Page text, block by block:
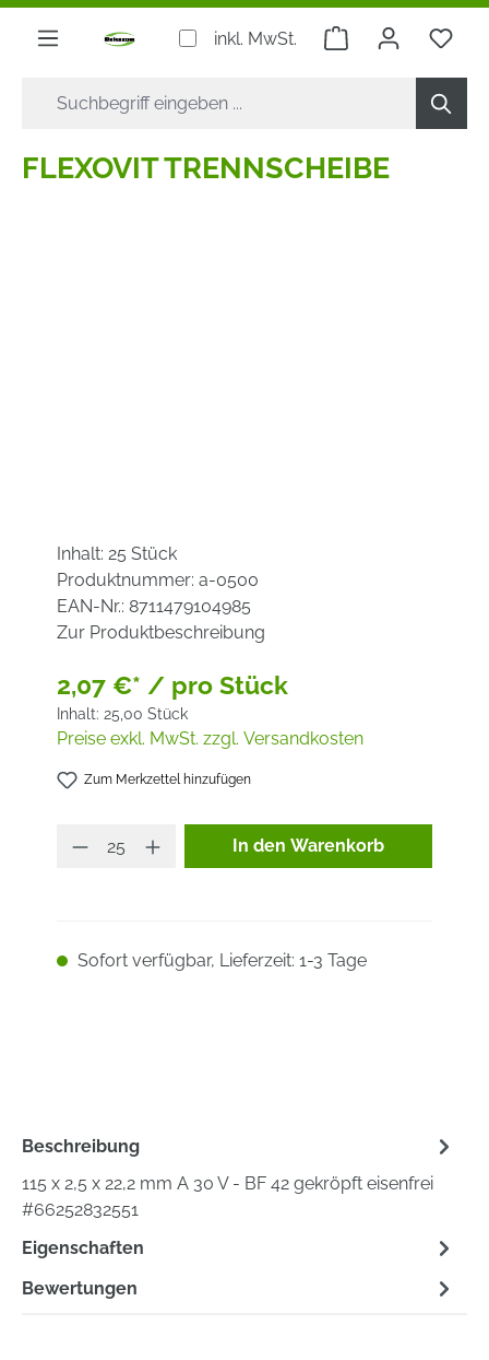
springen
inkl. MwSt. Warenkorb
FLEXOVIT TRENNSCHEIBE
Inhalt: 25 Stück
Produktnummer: a-0500
EAN-Nr.: 8711479104985
Zur Produktbeschreibung
2,07 €* / pro Stück
Inhalt: 25,00 Stück
Preise exkl. MwSt. zzgl. Versandkosten
Zum Merkzettel hinzufügen
Produkt Anzahl: Gib den
In den Warenkorb
Sofort verfügbar, Lieferzeit: 1-3 Tage
Beschreibung
115 x 2,5 x 22,2 mm A 30 V - BF 42 gekröpft eisenfrei
#66252832551
Eigenschaften
Bewertungen